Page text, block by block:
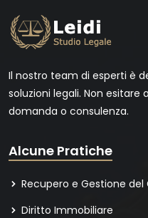
Il nostro team di esperti è
soluzioni legali. Non
domanda o consulenza.
Alcune Pratiche
Recupero e Gestione del
Diritto Immobiliare